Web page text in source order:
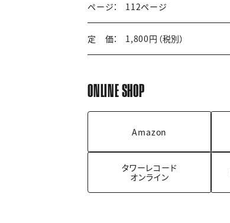
ページ： 112ページ
定 価： 1,800円（税別）
ONLINE SHOP
Amazon
タワーレコード
オンライン